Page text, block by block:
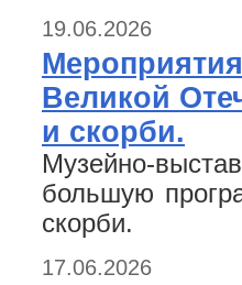
19.06.2026
Великой
и скорби.
Музейно-
большую
скорби.
17.06.2026